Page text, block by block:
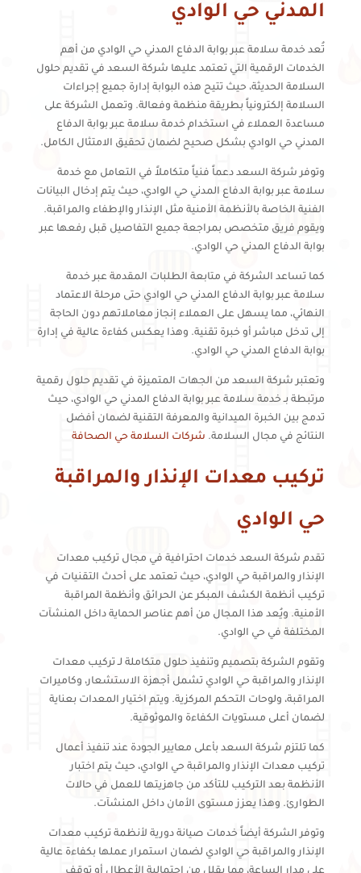
المدني حي الوادي
تُعد خدمة سلامة عبر بوابة الدفاع المدني حي الوادي من أهم
الخدمات الرقمية التي تعتمد عليها شركة السعد في تقديم حلول
السلامة الحديثة، حيث تتيح هذه البوابة إدارة جميع إجراءات
السلامة إلكترونياً بطريقة منظمة وفعالة. وتعمل الشركة على
مساعدة العملاء في استخدام خدمة سلامة عبر بوابة الدفاع
المدني حي الوادي بشكل صحيح لضمان تحقيق الامتثال الكامل.
وتوفر شركة السعد دعماً فنياً متكاملاً في التعامل مع خدمة
سلامة عبر بوابة الدفاع المدني حي الوادي، حيث يتم إدخال البيانات
الفنية الخاصة بالأنظمة الأمنية مثل الإنذار والإطفاء والمراقبة.
ويقوم فريق متخصص بمراجعة جميع التفاصيل قبل رفعها عبر
بوابة الدفاع المدني حي الوادي.
كما تساعد الشركة في متابعة الطلبات المقدمة عبر خدمة
سلامة عبر بوابة الدفاع المدني حي الوادي حتى مرحلة الاعتماد
النهائي، مما يسهل على العملاء إنجاز معاملاتهم دون الحاجة
إلى تدخل مباشر أو خبرة تقنية. وهذا يعكس كفاءة عالية في إدارة
بوابة الدفاع المدني حي الوادي.
وتعتبر شركة السعد من الجهات المتميزة في تقديم حلول رقمية
مرتبطة بـ خدمة سلامة عبر بوابة الدفاع المدني حي الوادي، حيث
تدمج بين الخبرة الميدانية والمعرفة التقنية لضمان أفضل
النتائج في مجال السلامة. شركات السلامة حي الصحافة
تركيب معدات الإنذار والمراقبة
حي الوادي
تقدم شركة السعد خدمات احترافية في مجال تركيب معدات
الإنذار والمراقبة حي الوادي، حيث تعتمد على أحدث التقنيات في
تركيب أنظمة الكشف المبكر عن الحرائق وأنظمة المراقبة
الأمنية. ويُعد هذا المجال من أهم عناصر الحماية داخل المنشآت
المختلفة في حي الوادي.
وتقوم الشركة بتصميم وتنفيذ حلول متكاملة لـ تركيب معدات
الإنذار والمراقبة حي الوادي تشمل أجهزة الاستشعار، وكاميرات
المراقبة، ولوحات التحكم المركزية. ويتم اختيار المعدات بعناية
لضمان أعلى مستويات الكفاءة والموثوقية.
كما تلتزم شركة السعد بأعلى معايير الجودة عند تنفيذ أعمال
تركيب معدات الإنذار والمراقبة حي الوادي، حيث يتم اختبار
الأنظمة بعد التركيب للتأكد من جاهزيتها للعمل في حالات
الطوارئ. وهذا يعزز مستوى الأمان داخل المنشآت.
وتوفر الشركة أيضاً خدمات صيانة دورية لأنظمة تركيب معدات
الإنذار والمراقبة حي الوادي لضمان استمرار عملها بكفاءة عالية